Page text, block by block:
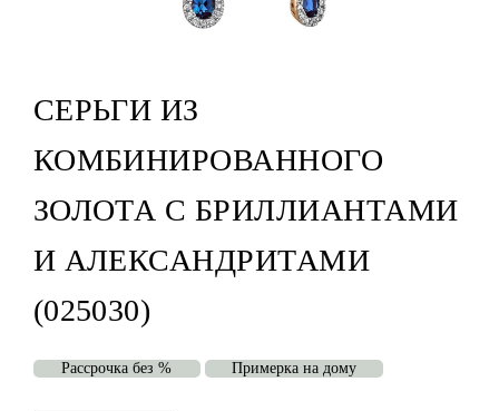
СЕРЬГИ ИЗ
КОМБИНИРОВАННОГО
ЗОЛОТА С БРИЛЛИАНТАМИ
И АЛЕКСАНДРИТАМИ
(025030)
Рассрочка без % Примерка на дому